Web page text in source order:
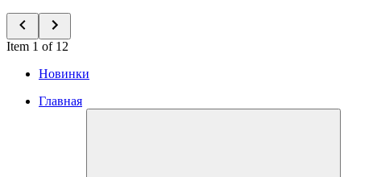
Item 1 of 12
Новинки
Главная